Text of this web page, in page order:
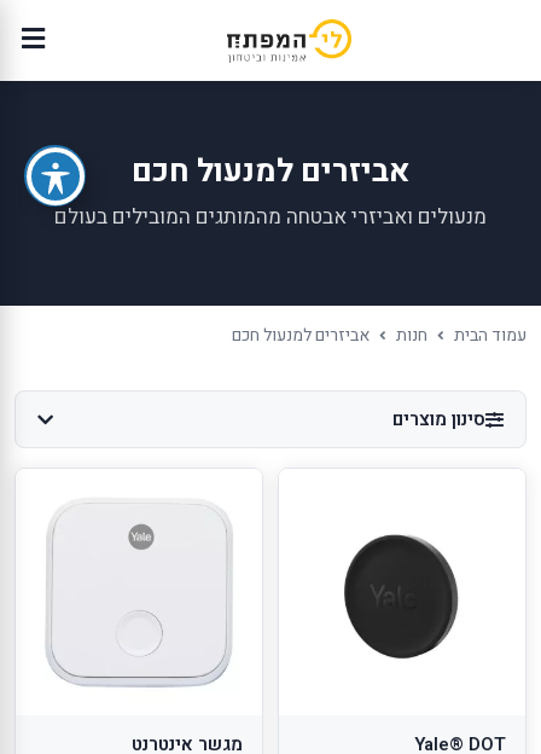
אביזרים למנעול חכם
מנעולים ואביזרי אבטחה מהמותגים המובילים בעולם
עמוד הבית חנות אביזרים למנעול חכם
סינון מוצרים
Yale® DOT מגשר אינטרנט